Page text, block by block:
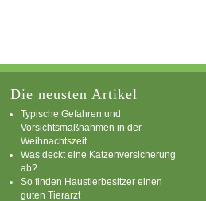
Die neusten Artikel
Typische Gefahren und
Vorsichtsmaßnahmen in der
Weihnachtszeit
Was deckt eine Katzenversicherung
ab?
So finden Haustierbesitzer einen
guten Tierarzt